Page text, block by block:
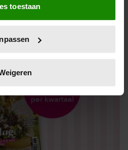
over uw geografische locatie,
nauwkeurig kan zijn
(fingerprinting)
in het
content en advertenties te
voor social media te bieden
te analyseren. Ook delen we
toestaan